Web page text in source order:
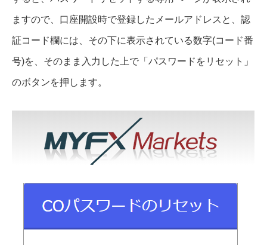
ますので、口座開設時で登録したメールアドレスと、認
証コード欄には、その下に表示されている数字(コード番
号)を、そのまま入力した上で「パスワードをリセット」
のボタンを押します。